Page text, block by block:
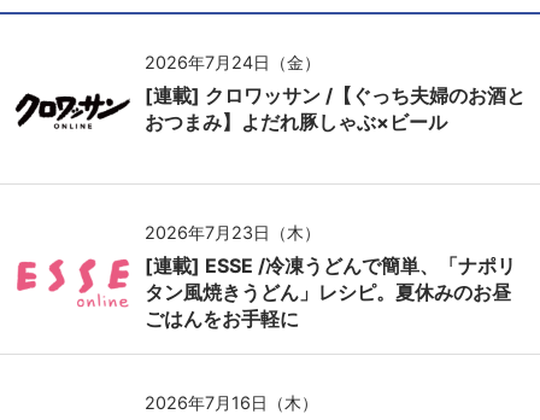
2026年7月24日（金）
[連載] クロワッサン /【ぐっち夫婦のお酒と
おつまみ】よだれ豚しゃぶ×ビール
2026年7月23日（木）
[連載] ESSE /冷凍うどんで簡単、「ナポリ
タン風焼きうどん」レシピ。夏休みのお昼
ごはんをお手軽に
2026年7月16日（木）